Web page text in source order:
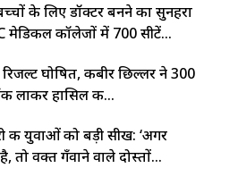
के लिए डॉक्टर बनने का सुनहरा
मेडिकल कॉलेजों में 700 सीटें...
घोषित, कबीर छिल्लर ने 300
लाकर हासिल की...
की युवाओं को बड़ी सीख: ‘अगर
तो वक्त गँवाने वाले दोस्तों...